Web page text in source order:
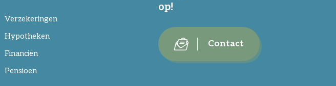
Verzekeringen
Hypotheken
Financiën
Pensioen
op!
Contact